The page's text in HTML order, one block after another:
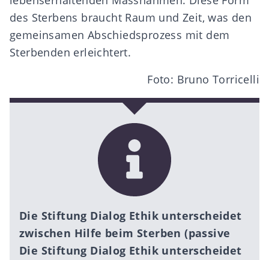
des Sterbens braucht Raum und Zeit, was den
gemeinsamen Abschiedsprozess mit dem
Sterbenden erleichtert.
Foto: Bruno Torricelli
Die Stiftung Dialog Ethik unterscheidet
zwischen Hilfe beim Sterben (passive
Die Stiftung Dialog Ethik unterscheidet